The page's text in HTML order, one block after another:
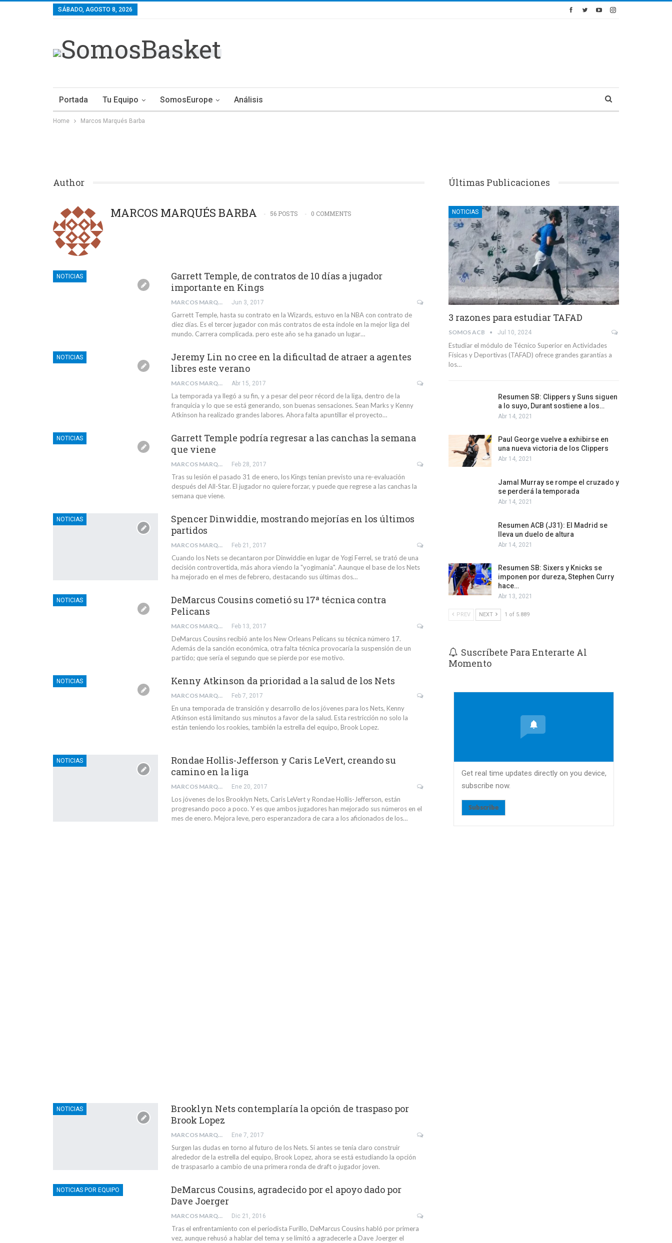
SÁBADO, AGOSTO 8, 2026
Portada Tu Equipo SomosEurope Análisis
Home Marcos Marqués Barba
Author
MARCOS MARQUÉS BARBA 56 POSTS 0 COMMENTS
NOTICIAS
Garrett Temple, de contratos de 10 días a jugador
importante en Kings
MARCOS MARQUÉS BARBA Jun 3, 2017
Garrett Temple, hasta su contrato en la Wizards, estuvo en la NBA con contrato de
diez días. Es el tercer jugador con más contratos de esta índole en la mejor liga del
mundo. Carrera complicada. pero este año se ha ganado un lugar…
NOTICIAS
Jeremy Lin no cree en la dificultad de atraer a agentes
libres este verano
MARCOS MARQUÉS BARBA Abr 15, 2017
La temporada ya llegó a su fin, y a pesar del peor récord de la liga, dentro de la
franquicia y lo que se está generando, son buenas sensaciones. Sean Marks y Kenny
Atkinson ha realizado grandes labores. Ahora falta apuntillar el proyecto…
NOTICIAS
Garrett Temple podría regresar a las canchas la semana
que viene
MARCOS MARQUÉS BARBA Feb 28, 2017
Tras su lesión el pasado 31 de enero, los Kings tenían previsto una re-evaluación
después del All-Star. El jugador no quiere forzar, y puede que regrese a las canchas la
semana que viene.
NOTICIAS
Spencer Dinwiddie, mostrando mejorías en los últimos
partidos
MARCOS MARQUÉS BARBA Feb 21, 2017
Cuando los Nets se decantaron por Dinwiddie en lugar de Yogi Ferrel, se trató de una
decisión controvertida, más ahora viendo la "yogimania". Aaunque el base de los Nets
ha mejorado en el mes de febrero, destacando sus últimas dos…
NOTICIAS
DeMarcus Cousins cometió su 17ª técnica contra
Pelicans
MARCOS MARQUÉS BARBA Feb 13, 2017
DeMarcus Cousins recibió ante los New Orleans Pelicans su técnica número 17.
Además de la sanción económica, otra falta técnica provocaría la suspensión de un
partido; que sería el segundo que se pierde por ese motivo.
NOTICIAS Kenny Atkinson da prioridad a la salud de los Nets
MARCOS MARQUÉS BARBA Feb 7, 2017
En una temporada de transición y desarrollo de los jóvenes para los Nets, Kenny
Atkinson está limitando sus minutos a favor de la salud. Esta restricción no solo la
están teniendo los rookies, también la estrella del equipo, Brook Lopez.
NOTICIAS
Rondae Hollis-Jefferson y Caris LeVert, creando su
camino en la liga
MARCOS MARQUÉS BARBA Ene 20, 2017
Los jóvenes de los Brooklyn Nets, Caris LeVert y Rondae Hollis-Jefferson, están
progresando poco a poco. Y es que ambos jugadores han mejorado sus números en el
mes de enero. Mejora leve, pero esperanzadora de cara a los aficionados de los…
NOTICIAS
Brooklyn Nets contemplaría la opción de traspaso por
Brook Lopez
MARCOS MARQUÉS BARBA Ene 7, 2017
Surgen las dudas en torno al futuro de los Nets. Si antes se tenía claro construir
alrededor de la estrella del equipo, Brook Lopez, ahora se está estudiando la opción
de traspasarlo a cambio de una primera ronda de draft o jugador joven.
NOTICIAS POR EQUIPO
DeMarcus Cousins, agradecido por el apoyo dado por
Dave Joerger
MARCOS MARQUÉS BARBA Dic 21, 2016
Tras el enfrentamiento con el periodista Furillo, DeMarcus Cousins habló por primera
vez, aunque rehusó a hablar del tema y se limitó a agradecerle a Dave Joerger el
Últimas Publicaciones
NOTICIAS
3 razones para estudiar TAFAD
SOMOS ACB Jul 10, 2024
Estudiar el módulo de Técnico Superior en Actividades
Físicas y Deportivas (TAFAD) ofrece grandes garantías a
los…
Resumen SB: Clippers y Suns siguen
a lo suyo, Durant sostiene a los…
Abr 14, 2021
Paul George vuelve a exhibirse en
una nueva victoria de los Clippers
Abr 14, 2021
Jamal Murray se rompe el cruzado y
se perderá la temporada
Abr 14, 2021
Resumen ACB (J31): El Madrid se
lleva un duelo de altura
Abr 14, 2021
Resumen SB: Sixers y Knicks se
imponen por dureza, Stephen Curry
hace…
Abr 13, 2021
PREV NEXT 1 of 5.889
Suscríbete Para Enterarte Al
Momento
Get real time updates directly on you device,
subscribe now.
Subscribe